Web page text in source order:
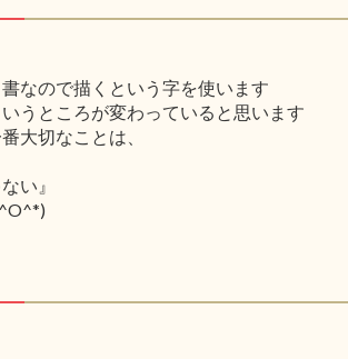
なので描くという字を使います
うところが変わっていると思います
大切なことは、
い』